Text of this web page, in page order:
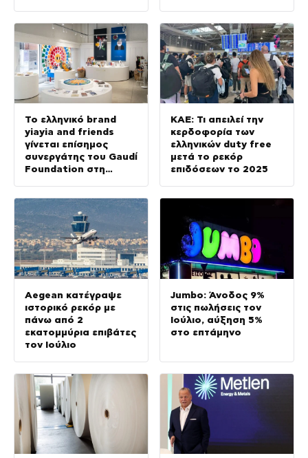
Το ελληνικό brand
yiayia and friends
γίνεται επίσημος
συνεργάτης του Gaudí
Foundation στη
ΚΑΕ: Τι απειλεί την
κερδοφορία των
ελληνικών duty free
μετά το ρεκόρ
επιδόσεων το 2025
Aegean κατέγραψε
ιστορικό ρεκόρ με
πάνω από 2
εκατομμύρια επιβάτες
τον Ιούλιο
Jumbo: Άνοδος 9%
στις πωλήσεις τον
Ιούλιο, αύξηση 5%
στο επτάμηνο